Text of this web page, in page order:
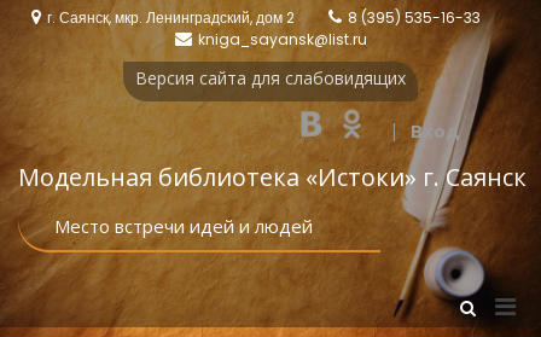
Перейтиг. Саянск, мкр. Ленинградский, дом 2
8 (395) 535-16-33
kniga_sayansk@list.ru
Версия сайта для слабовидящих
| Вход
Модельная библиотека «Истоки‎» г. Саянск
Место встречи идей и людей
Показать
форму